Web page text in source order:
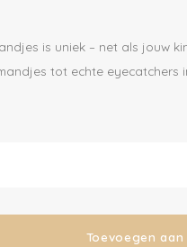
is uniek – net als jouw
tot echte eyecatchers
Toevoegen